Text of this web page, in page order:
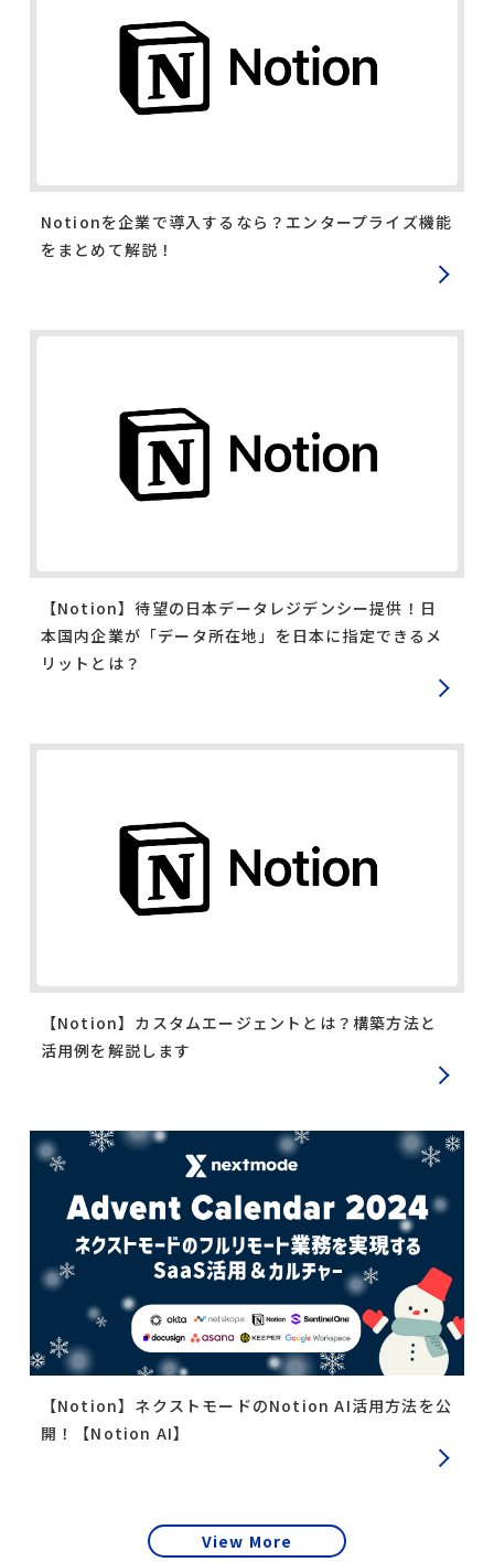
Notionを企業で導入するなら？エンタープライズ機能
をまとめて解説！
【Notion】待望の日本データレジデンシー提供！日
本国内企業が「データ所在地」を日本に指定できるメ
リットとは？
【Notion】カスタムエージェントとは？構築方法と
活用例を解説します
【Notion】ネクストモードのNotion AI活用方法を公
開！【Notion AI】
View More